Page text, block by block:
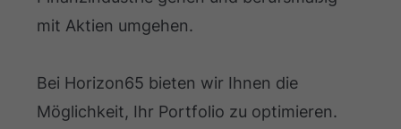
mit Aktien umgehen.
Bei Horizon65 bieten wir Ihnen die
Möglichkeit, Ihr Portfolio zu optimieren.